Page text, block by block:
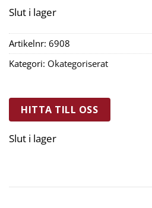
Slut i lager
Artikelnr: 6908
Kategori: Okategoriserat
HITTA TILL OSS
Slut i lager